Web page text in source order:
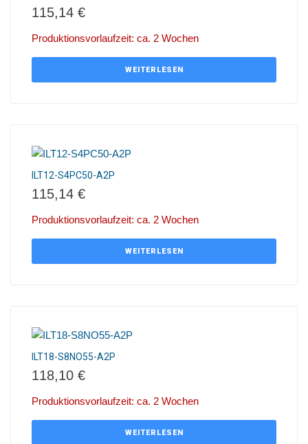
115,14 €
Produktionsvorlaufzeit: ca. 2 Wochen
WEITERLESEN
ILT12-S4PC50-A2P
115,14 €
Produktionsvorlaufzeit: ca. 2 Wochen
WEITERLESEN
ILT18-S8NO55-A2P
118,10 €
Produktionsvorlaufzeit: ca. 2 Wochen
WEITERLESEN